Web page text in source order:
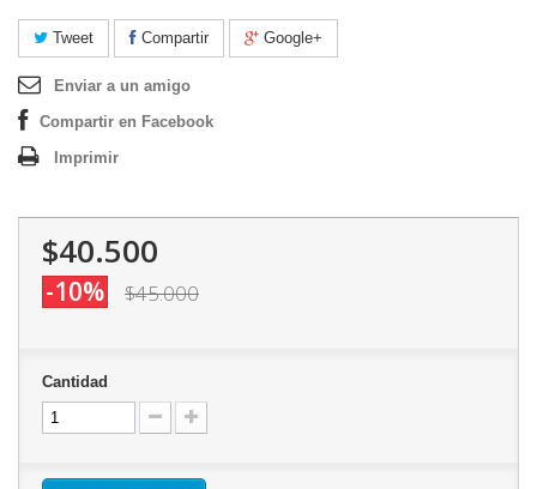
Tweet Compartir Google+
Enviar a un amigo
Compartir en Facebook
Imprimir
$40.500
-10% $45.000
Cantidad